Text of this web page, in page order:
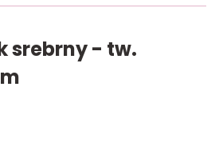
srebrny - tw.